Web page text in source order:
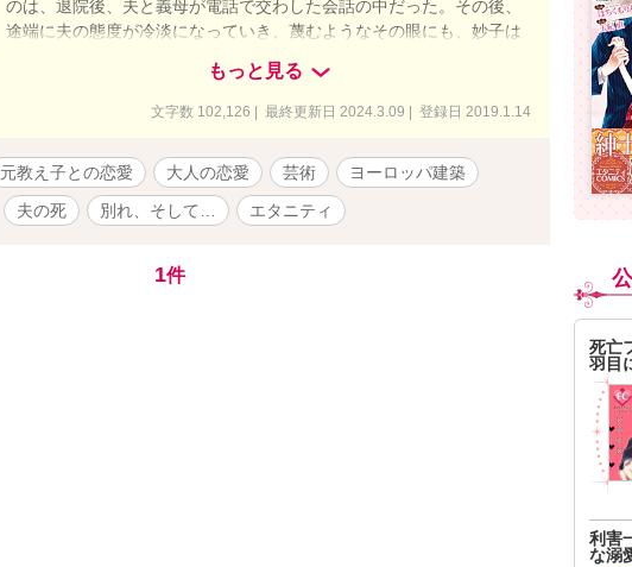
のは、退院後、夫と義母が電話で交わした会話の中だった。その後、
途端に夫の態度が冷淡になっていき、蔑むようなその眼にも、妙子は
子供が産めなくなってしまった自分が悪いのだと、耐えつづけてきた
のだった。それだけに、夫の浮気に薄々感づき始めていながら、それ
にも、妙子は耐えていたのだった。夫の心が、自分のもとに帰ってく
くなる日に決まって掛かってくる無言電話と、会話ひとつないその生
活に、耐えつづけていたものが身体の中で弾け、妙子は離婚を考え始
める。それでも何故か、離婚の決意が揺らぐ妙子だった。 そんなあ
る日、何をするともなく銀座に来た妙子は、もと教え子だった晃一と
た妙子だった。その数日後、最後の決断に踏み切り、離婚届に署名捺
もっと見る
文字数 102,126 | 最終更新日 2024.3.09 | 登録日 2019.1.14
元教え子との恋愛 大人の恋愛 芸術
ヨーロッパ建築
夫の死 別れ、そして… エタニティ
1件
死亡
羽目
利害
な溺